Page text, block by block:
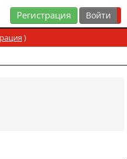
Регистрация
)